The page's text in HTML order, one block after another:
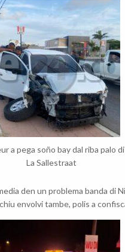
a pega soño bay dal riba palo
La Sallestraat
den un problema banda di
envolvi tambe, polis a